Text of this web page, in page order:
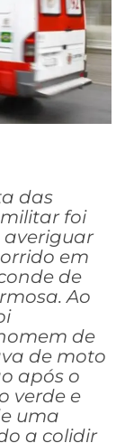
das
foi
averiguar
em
de
Ao
de
de moto
após o
verde e
uma
a colidir